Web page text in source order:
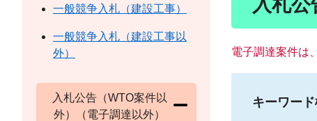
入札公
電子調達案件は、
キーワー
一般競争入札（建設工事）
一般競争入札（建設工事以
外）
入札公告（WTO案件以
外）（電子調達以外）